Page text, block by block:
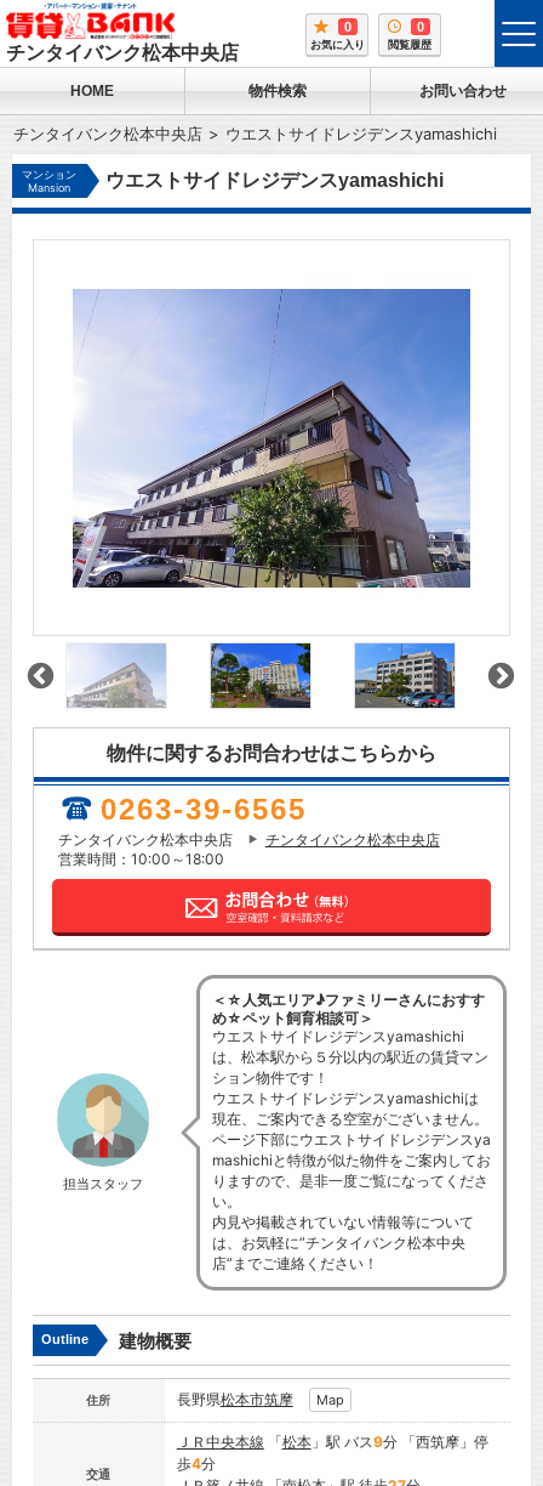
チンタイバンク松本中央店
0
お気に入り
0
閲覧履歴
HOME 物件検索 お問い合わせ
チンタイバンク松本中央店 ウエストサイドレジデンスyamashichi
マンション
Mansion
ウエストサイドレジデンスyamashichi
物件に関するお問合わせはこちらから
0263-39-6565
チンタイバンク松本中央店
チンタイバンク松本中央店
営業時間：10:00～18:00
担当スタッフ
＜☆人気エリア♪ファミリーさんにおすす
め☆ペット飼育相談可＞
ウエストサイドレジデンスyamashichi
は、松本駅から５分以内の駅近の賃貸マン
ション物件です！
ウエストサイドレジデンスyamashichiは
現在、ご案内できる空室がございません。
ページ下部にウエストサイドレジデンスya
mashichiと特徴が似た物件をご案内してお
りますので、是非一度ご覧になってくださ
い。
内見や掲載されていない情報等について
は、お気軽に”チンタイバンク松本中央
店”までご連絡ください！
Outline 建物概要
住所 長野県松本市筑摩 Map
交通
ＪＲ中央本線 「松本」駅 バス9分 「西筑摩」停
歩4分